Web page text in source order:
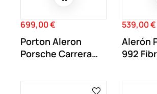
Precio
699,00 €
Porton Aleron
Porsche Carrera
Precio
539,00 €
Alerón
992